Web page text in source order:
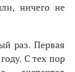
ничего не
раз. Первая
С тех пор